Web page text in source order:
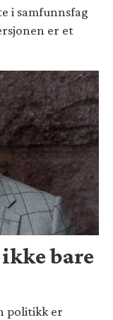
i samfunnsfag
er et
bare
politikk er